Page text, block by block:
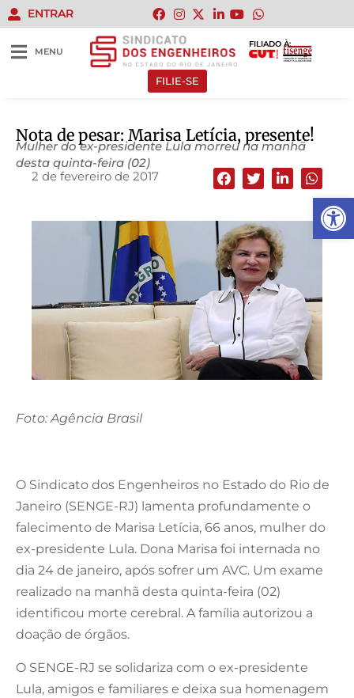
Abrir
ENTRAR
MENU
FILIADO À:
FILIE-SE
Nota de pesar: Marisa Letícia, presente!
Mulher do ex-presidente Lula morreu na manhã
desta quinta-feira (02)
2 de fevereiro de 2017
Foto: Agência Brasil
O Sindicato dos Engenheiros no Estado do Rio de
Janeiro (SENGE-RJ) lamenta profundamente o
falecimento de Marisa Letícia, 66 anos, mulher do
ex-presidente Lula. Dona Marisa foi internada no
dia 24 de janeiro, após sofrer um AVC. Um exame
realizado na manhã desta quinta-feira (02)
identificou morte cerebral. A família autorizou a
doação de órgãos.
O SENGE-RJ se solidariza com o ex-presidente
Lula, amigos e familiares e deixa sua homenagem